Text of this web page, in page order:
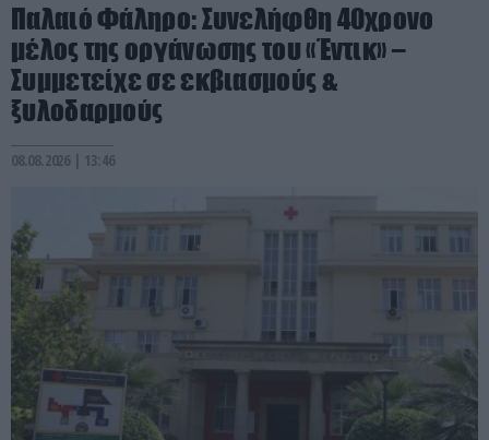
Παλαιό Φάληρο: Συνελήφθη 40χρονο
μέλος της οργάνωσης του «Έντικ» –
Συμμετείχε σε εκβιασμούς &
ξυλοδαρμούς
08.08.2026 | 13:46